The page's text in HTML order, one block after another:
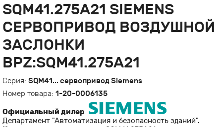
SQM41.275A21 SIEMENS
СЕРВОПРИВОД ВОЗДУШНОЙ
ЗАСЛОНКИ
BPZ:SQM41.275A21
Серия: SQM41... сервопривод Siemens
Номер товара: 1-20-0006135
Официальный дилер
Департамент "Автоматизация и безопасность зданий".